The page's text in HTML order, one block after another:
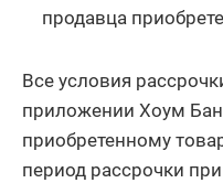
продавца
Все условия
приложении Хоум
приобретенному
период рассрочки